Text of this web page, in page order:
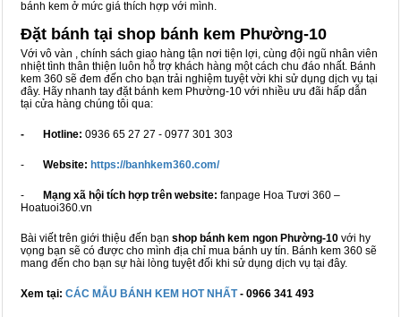
bánh kem ở mức giá thích hợp với mình.
Đặt bánh tại shop bánh kem Phường-10
Với vô vàn , chính sách giao hàng tận nơi tiện lợi, cùng đội ngũ nhân viên
nhiệt tình thân thiện luôn hỗ trợ khách hàng một cách chu đáo nhất. Bánh
kem 360 sẽ đem đến cho bạn trải nghiệm tuyệt vời khi sử dụng dịch vụ tại
đây. Hãy nhanh tay đặt bánh kem Phường-10 với nhiều ưu đãi hấp dẫn
tại cửa hàng chúng tôi qua:
- Hotline: 0936 65 27 27 - 0977 301 303
- Website: https://banhkem360.com/
- Mạng xã hội tích hợp trên website: fanpage Hoa Tươi 360 –
Hoatuoi360.vn
Bài viết trên giới thiệu đến bạn shop bánh kem ngon Phường-10 với hy
vọng bạn sẽ có được cho mình địa chỉ mua bánh uy tín. Bánh kem 360 sẽ
mang đến cho bạn sự hài lòng tuyệt đối khi sử dụng dịch vụ tại đây.
Xem tại: CÁC MẪU BÁNH KEM HOT NHẤT- 0966 341 493